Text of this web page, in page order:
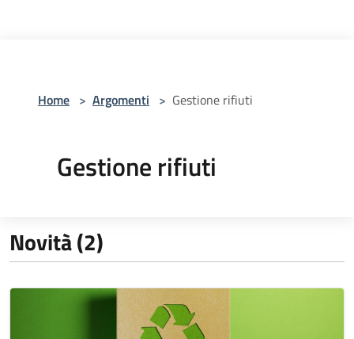
Home > Argomenti > Gestione rifiuti
Gestione rifiuti
Novità (2)